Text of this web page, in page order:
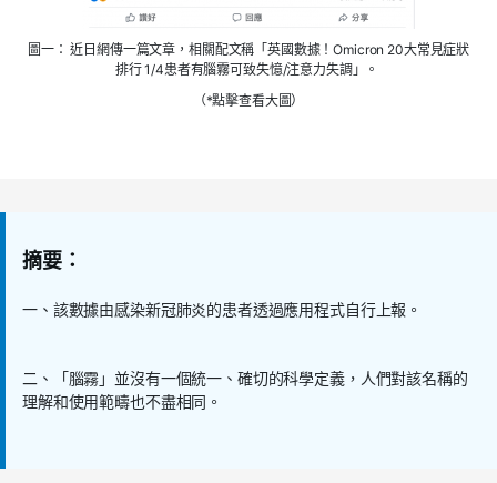
圖一：近日網傳一篇文章，相關配文稱「英國數據！Omicron 20大常見症狀
排行 1/4患者有腦霧可致失憶/注意力失調」
。
（*點擊查看大圖）
摘要：
一、該數據由感染新冠肺炎的患者透過應用程式自行上報。
二、「腦霧」並沒有一個統一、確切的科學定義，人們對該名稱的
理解和使用範疇也不盡相同。